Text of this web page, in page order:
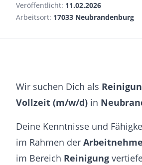
Veröffentlicht: 11.02.2026
Arbeitsort: 17033 Neubrandenburg
Wir suchen Dich als
Vollzeit (m/w/d) in
Deine Kenntnisse und
im Rahmen der
im Bereich Reinigung